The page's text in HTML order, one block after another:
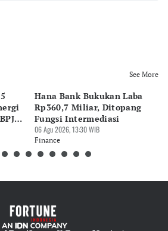
See More
Hana Bank Bukukan Laba
Rp360,7 Miliar, Ditopang
Fungsi Intermediasi
06 Agu 2026, 13:30 WIB
Finance